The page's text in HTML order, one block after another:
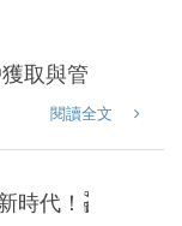
取與管理新篇章
閱讀全文
代！🎬✨